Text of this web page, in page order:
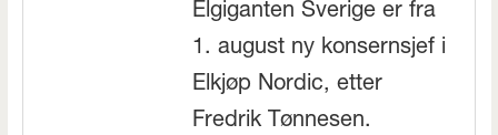
Elgiganten Sverige er fra
1. august ny konsernsjef i
Elkjøp Nordic, etter
Fredrik Tønnesen.